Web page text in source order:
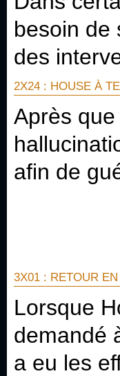
besoin de
des
2X24 : HOUSE À
Après
afin de
3X01 : RETOUR
Lorsque
demandé
a eu les